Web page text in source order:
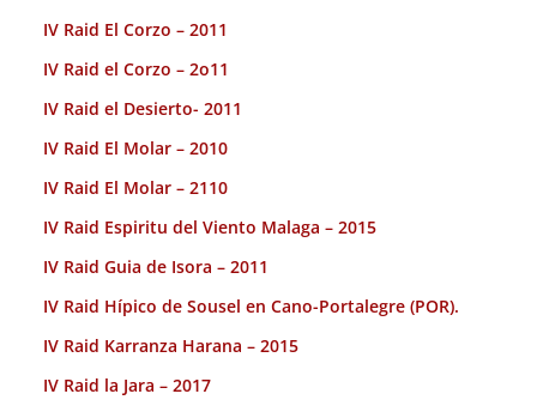
IV Raid El Corzo – 2011
IV Raid el Corzo – 2o11
IV Raid el Desierto- 2011
IV Raid El Molar – 2010
IV Raid El Molar – 2110
IV Raid Espiritu del Viento Malaga – 2015
IV Raid Guia de Isora – 2011
IV Raid Hípico de Sousel en Cano-Portalegre (POR).
IV Raid Karranza Harana – 2015
IV Raid la Jara – 2017